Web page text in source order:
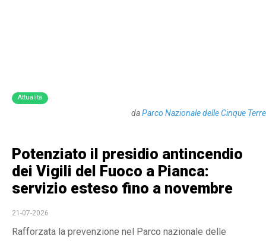
Attualità
daParco Nazionale delle Cinque Terre
Potenziato il presidio antincendio
dei Vigili del Fuoco a Pianca:
servizio esteso fino a novembre
21-07-2026
Rafforzata la prevenzione nel Parco nazionale delle